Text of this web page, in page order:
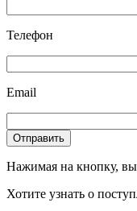
Телефон
Email
Отправить
Нажимая на кнопку, вы
Хотите узнать о